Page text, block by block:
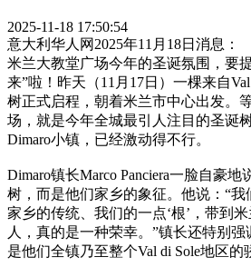
2025-11-18 17:50:54
意大利华人网2025年11月18日消息：
米兰大教堂广场今年的圣诞氛围，要
来”啦！昨天（11月17日）一棵来自
树正式启程，朝着米兰市中心出发。
场，就是今年全城最引人注目的圣
Dimaro小镇，已经激动得不行。
Dimaro镇长Marco Panciera一脸自豪
树，而是他们家乡的象征。他说：“
家乡的传统、我们的一点‘根’，带到
人，真的是一种荣幸。”镇长还特别强
是他们全镇乃至整个Val di Sole地区的